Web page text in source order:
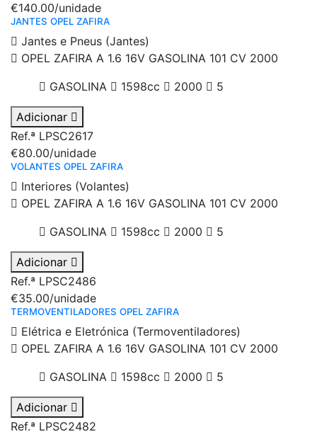
€140.00/unidade
JANTES OPEL ZAFIRA
Jantes e Pneus (Jantes)
OPEL ZAFIRA A 1.6 16V GASOLINA 101 CV 2000
GASOLINA
1598cc 2000 5
Adicionar
Ref.ª LPSC2617
€80.00/unidade
VOLANTES OPEL ZAFIRA
Interiores (Volantes)
OPEL ZAFIRA A 1.6 16V GASOLINA 101 CV 2000
GASOLINA
1598cc 2000 5
Adicionar
Ref.ª LPSC2486
€35.00/unidade
TERMOVENTILADORES OPEL ZAFIRA
Elétrica e Eletrónica (Termoventiladores)
OPEL ZAFIRA A 1.6 16V GASOLINA 101 CV 2000
GASOLINA
1598cc 2000 5
Adicionar
Ref.ª LPSC2482